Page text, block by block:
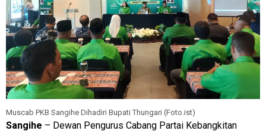
Muscab PKB Sangihe Dihadiri Bupati Thungari (Foto.ist)
Sangihe – Dewan Pengurus Cabang Partai Kebangkitan